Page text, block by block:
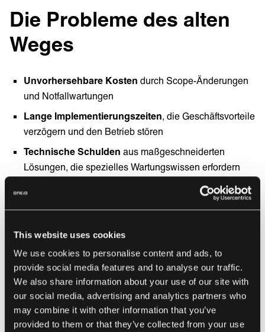
This website uses cookies
We use cookies to personalise content and ads, to
provide social media features and to analyse our traffic.
We also share information about your use of our site with
our social media, advertising and analytics partners who
may combine it with other information that you’ve
provided to them or that they’ve collected from your use
Die Probleme des alten
Weges
Unvorhersehbare Kosten durch Scope-Änderungen
und Notfallwartungen
Lange Implementierungszeiten, die Geschäftsvorteile
verzögern und den Betrieb stören
Technische Schulden aus maßgeschneiderten
Lösungen, die spezielles Wartungswissen erfordern
bei der Übergabe, wenn externe
Der neue Weg:
Integration Ops
Integration Ops betrachtet Anwendungsintegration als
kontinuierliche Betriebsfunktion, nicht als isoliertes,